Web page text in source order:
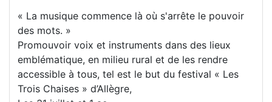
« La musique commence là où s'arrête le pouvoir
des mots. »
Promouvoir voix et instruments dans des lieux
emblématique, en milieu rural et de les rendre
accessible à tous, tel est le but du festival « Les
Trois Chaises » d’Allègre,